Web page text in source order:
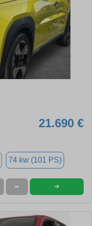
21.690 €
74 kw (101 PS)
➦ ➜